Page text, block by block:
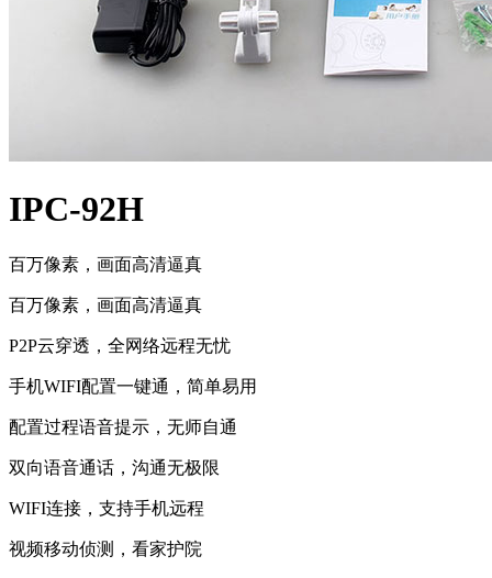
IPC-92H
百万像素，画面高清逼真
百万像素，画面高清逼真
P2P云穿透，全网络远程无忧
手机WIFI配置一键通，简单易用
配置过程语音提示，无师自通
双向语音通话，沟通无极限
WIFI连接，支持手机远程
视频移动侦测，看家护院